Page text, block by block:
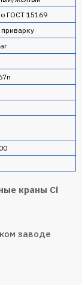
ГОСТ 15169
краны Ci
заводе